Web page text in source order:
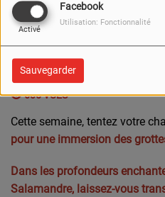
Facebook
Activé
Utilisation: Fonctionnalité
Sauvegarder
605 VUES
Cette semaine, tentez votre
pour une immersion des
Dans les profondeurs
Salamandre, laissez-vous